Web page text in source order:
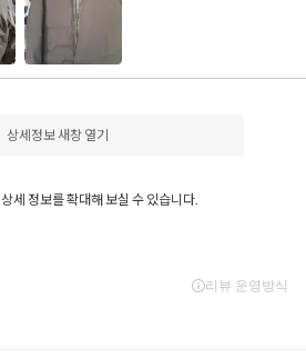
상세정보 새창 열기
상세 정보를 확대해 보실 수 있습니다.